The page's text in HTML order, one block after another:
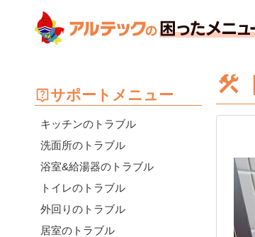
サポートメニュー
キッチンのトラブル
洗面所のトラブル
浴室&給湯器のトラブル
トイレのトラブル
外回りのトラブル
居室のトラブル